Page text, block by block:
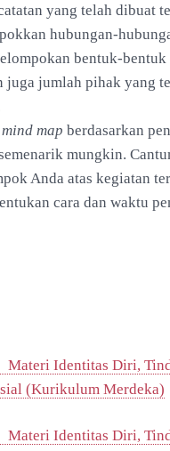
yang telah dibuat
hubungan-
bentuk-
juga jumlah pihak yang
mind map berdasarkan
mungkin.
Anda atas kegiatan
cara dan waktu
Materi Identitas Diri,
(Kurikulum Merdeka)
Materi Identitas Diri,